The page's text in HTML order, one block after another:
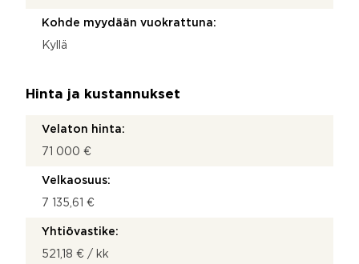
Kohde myydään vuokrattuna:
Kyllä
Hinta ja kustannukset
Velaton hinta:
71 000 €
Velkaosuus:
7 135,61 €
Yhtiövastike:
521,18 € / kk